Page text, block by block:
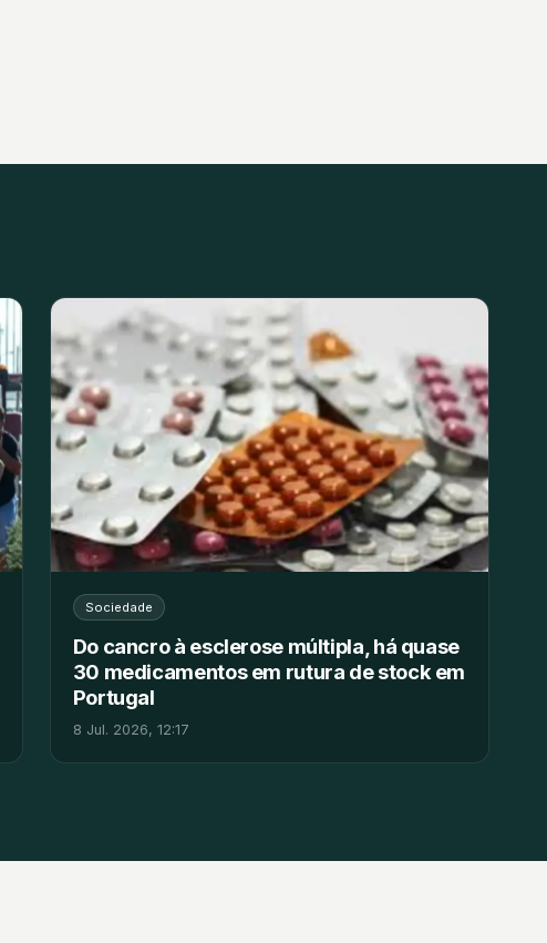
Sociedade
Do cancro à esclerose múltipla, há quase
30 medicamentos em rutura de stock em
Portugal
8 Jul. 2026, 12:17